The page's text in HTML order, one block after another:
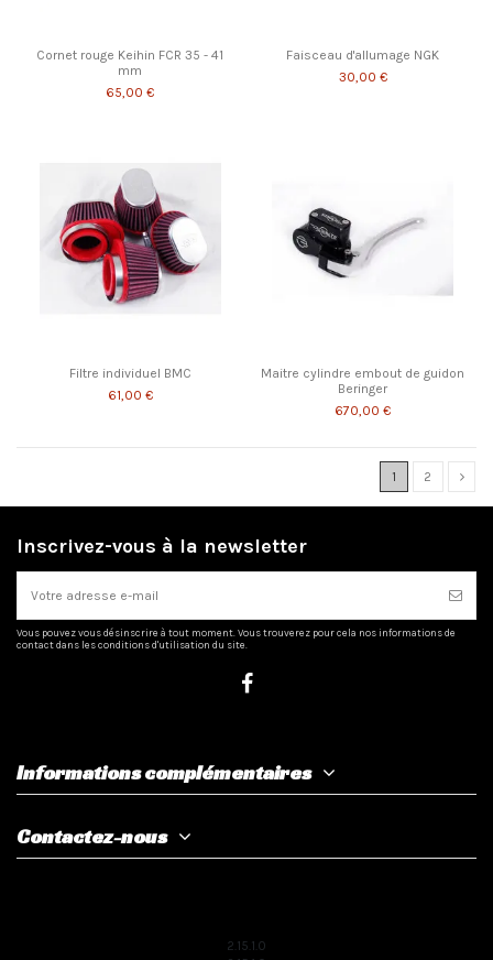
Cornet rouge Keihin FCR 35 - 41
mm
65,00 €
Faisceau d'allumage NGK
30,00 €
Filtre individuel BMC
61,00 €
Maitre cylindre embout de guidon
Beringer
670,00 €
1 2
Inscrivez-vous à la newsletter
Vous pouvez vous désinscrire à tout moment. Vous trouverez pour cela nos informations de
contact dans les conditions d'utilisation du site.
Informations complémentaires
Contactez-nous
2.15.1.0